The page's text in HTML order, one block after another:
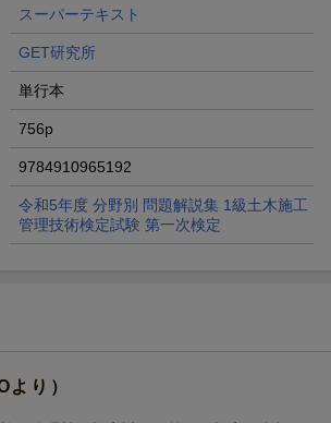
スーパーテキスト
GET研究所
単行本
756p
9784910965192
令和5年度 分野別 問題解説集 1級土木施工
管理技術検定試験 第一次検定
り）